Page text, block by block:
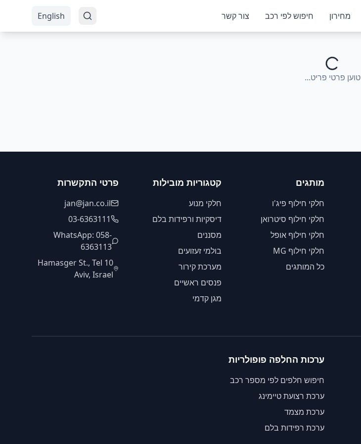
מחירון חיפוש לפי רכב צור קשר English
טוען פרטי פריט...
מותגים
חלקי חילוף פיג'ו
חלקי חילוף סיטרואן
חלקי חילוף אופל
חלקי חילוף MG
כל המותגים
קטגוריות מובילות
חלקי מנוע
דיסקיות ורפידות בלם
מסננים
בולמי זעזועים
מערכת קירור
פנסים ראשיים
מגן קדמי
פרטי התקשרות
jan@jan.co.il
03-6363111
WhatsApp: 058-
6363113
10 Hamasger St., Tel
Aviv, Israel
ערכות החלפה פופולריות
חיפוש חלפים לפי מספר רכב
ערכת רצועת טיימינג
ערכת מצמד
ערכת רפידות בלם